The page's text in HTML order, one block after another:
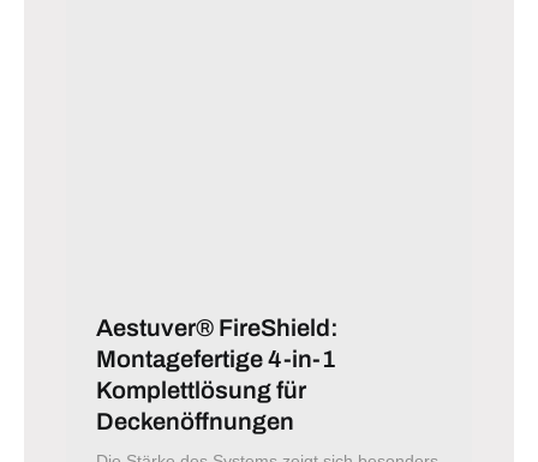
Aestuver® FireShield:
Montagefertige 4-in-1
Komplettlösung für
Deckenöffnungen